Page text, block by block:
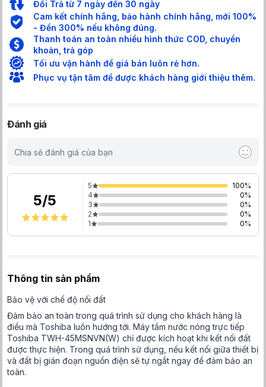
Đổi Trả từ 7 ngày đến 30 ngày
Cam kết chính hãng, bảo hành chính hãng, mới 100%
- Đền 300% nếu không đúng.
Thanh toán an toàn nhiều hình thức COD, chuyển
khoản, trả góp
Tối ưu vận hành để giá bán luôn rẻ hơn.
Phục vụ tận tâm để được khách hàng giới thiệu thêm.
Đánh giá
Chia sẻ đánh giá của bạn
5/5
5 100%
4
0%
3
0%
2
0%
1
0%
Thông tin sản phẩm
Bảo vệ với chế độ nối đất
Đảm bảo an toàn trong quá trình sử dụng cho khách hàng là
điều mà Toshiba luôn hướng tới. Máy tắm nước nóng trực tiếp
Toshiba TWH-45MSNVN(W) chỉ được kích hoạt khi kết nối đất
được thực hiện. Trong quá trình sử dụng, nếu kết nối giữa thiết bị
và đất bị gián đoạn nguồn điện sẽ tự ngắt ngay để đảm bảo an
toàn.